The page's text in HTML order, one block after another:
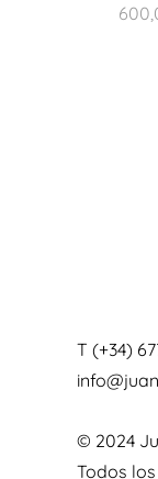
T (+34)
© 2024
Todos